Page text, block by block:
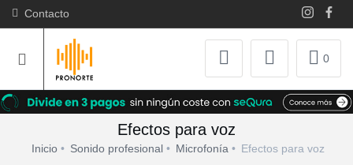
Contacto
0
Efectos para voz
Inicio Sonido profesional Microfonía Efectos para voz